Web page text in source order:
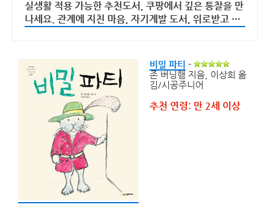
실생활 적용 가능한 추천도서, 쿠팡에서 깊은 통찰을 만
나세요. 관계에 지친 마음, 자기계발 도서, 위로받고 와
비밀 파티 -
존 버닝햄 지음, 이상희 옮
김/시공주니어
추천 연령: 만 2세 이상